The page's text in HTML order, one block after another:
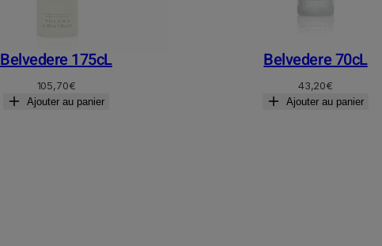
Belvedere 175cL
105,70€
Ajouter au panier
Belvedere 70cL
43,20€
Ajouter au panier